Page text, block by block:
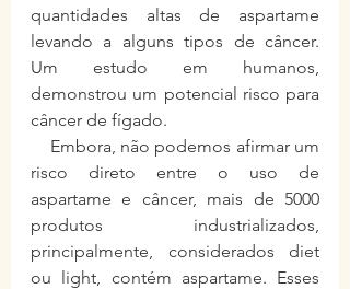
quantidades altas de aspartame
levando a alguns tipos de câncer.
Um estudo em humanos,
demonstrou um potencial risco para
câncer de fígado.
risco direto entre o uso de
aspartame e câncer, mais de 5000
produtos industrializados,
principalmente, considerados diet
ou light, contém aspartame. Esses